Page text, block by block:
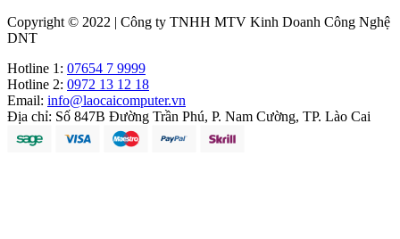
Copyright © 2022 | Công ty TNHH MTV Kinh Doanh Công Nghệ
DNT
Hotline 1: 07654 7 9999
Hotline 2: 0972 13 12 18
Email: info@laocaicomputer.vn
Địa chỉ: Số 847B Đường Trần Phú, P. Nam Cường, TP. Lào Cai